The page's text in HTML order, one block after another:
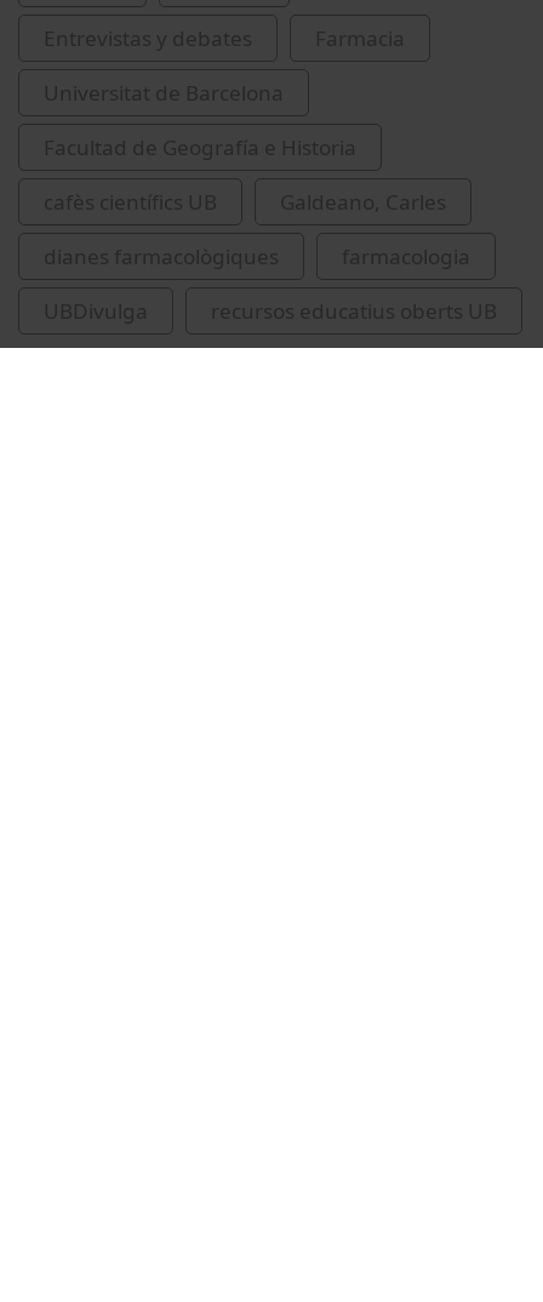
Entrevistas y debates
Farmacia
Universitat de Barcelona
Facultad de Geografía e Historia
cafès científics UB
Galdeano, Carles
dianes farmacològiques
farmacologia
UBDivulga
recursos educatius oberts UB